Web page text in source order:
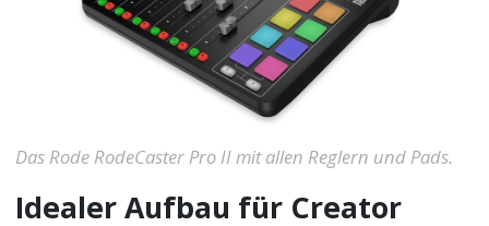
Das Rode RodeCaster Pro II mit allen Reglern und Pads.
Idealer Aufbau für Creator